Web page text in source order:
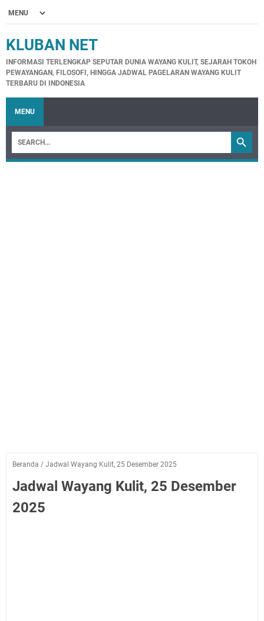
KLUBAN NET
INFORMASI TERLENGKAP SEPUTAR DUNIA WAYANG KULIT, SEJARAH TOKOH
PEWAYANGAN, FILOSOFI, HINGGA JADWAL PAGELARAN WAYANG KULIT
TERBARU DI INDONESIA
MENU
Beranda / Jadwal Wayang Kulit, 25 Desember 2025
Jadwal Wayang Kulit, 25 Desember
2025